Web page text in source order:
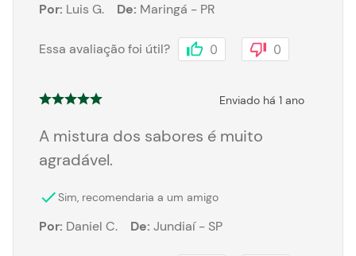
Por: Luis G. De: Maringá - PR
Essa avaliação foi útil? 0 0
Enviado há 1 ano
A mistura dos sabores é muito
agradável.
Sim, recomendaria a um amigo
Por: Daniel C. De: Jundiaí - SP